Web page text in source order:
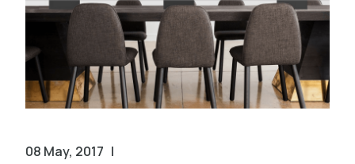
08 May, 2017 |